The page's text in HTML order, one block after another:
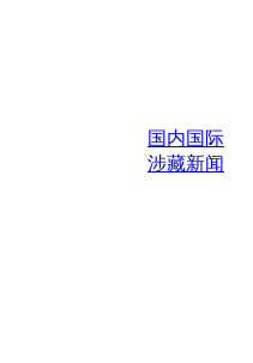
国内国际
涉藏新闻